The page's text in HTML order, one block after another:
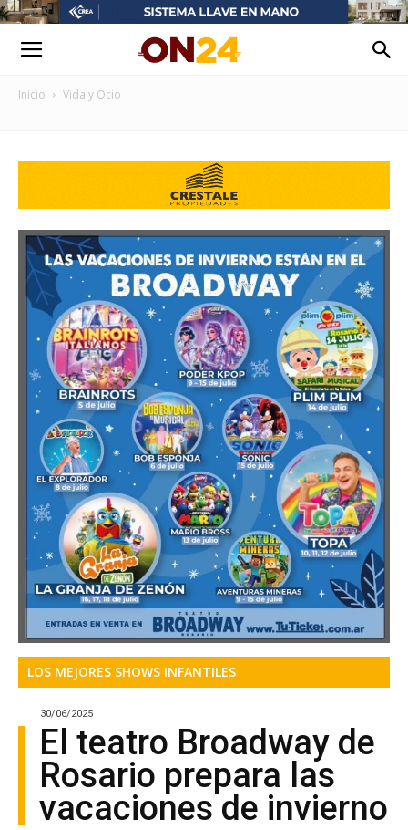
Inicio Vida y Ocio
LOS MEJORES SHOWS INFANTILES
30/06/2025
El teatro Broadway de
Rosario prepara las
vacaciones de invierno